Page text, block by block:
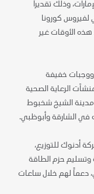
وذلك تقديراً
لفيروس كورونا
هذه الأوقات غير
ووجبات خفيفة
الرعاية الصحية
الشيخ شخبوط
في الشارقة وأبوظبي.
أدنوك للتوزيع،
وتسليم حزم الطاقة
دعماً لهم خلال ساعات